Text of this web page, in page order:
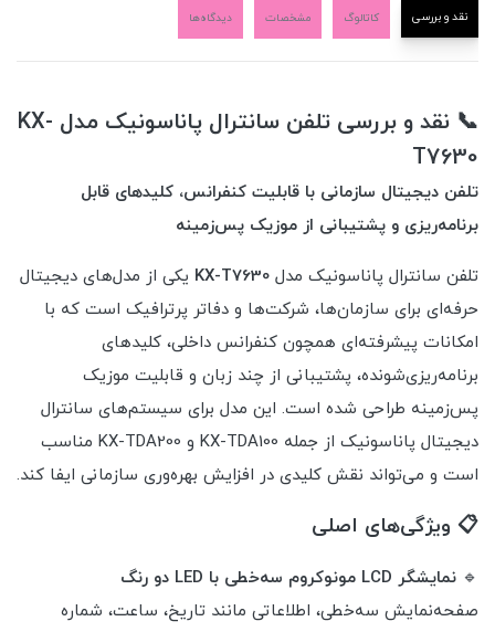
نقد و بررسی کاتالوگ مشخصات دیدگاه‌ها
📞 نقد و بررسی تلفن سانترال پاناسونیک مدل KX-
T7630
تلفن دیجیتال سازمانی با قابلیت کنفرانس، کلیدهای قابل
برنامه‌ریزی و پشتیبانی از موزیک پس‌زمینه
تلفن سانترال پاناسونیک مدل KX-T7630 یکی از مدل‌های دیجیتال
حرفه‌ای برای سازمان‌ها، شرکت‌ها و دفاتر پرترافیک است که با
امکانات پیشرفته‌ای همچون کنفرانس داخلی، کلیدهای
برنامه‌ریزی‌شونده، پشتیبانی از چند زبان و قابلیت موزیک
پس‌زمینه طراحی شده است. این مدل برای سیستم‌های سانترال
دیجیتال پاناسونیک از جمله KX-TDA100 و KX-TDA200 مناسب
است و می‌تواند نقش کلیدی در افزایش بهره‌وری سازمانی ایفا کند.
📋 ویژگی‌های اصلی
🔹 نمایشگر LCD مونوکروم سه‌خطی با LED دو رنگ
صفحه‌نمایش سه‌خطی، اطلاعاتی مانند تاریخ، ساعت، شماره